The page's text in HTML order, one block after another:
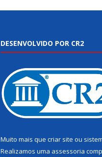
DESENVOLVIDO POR CR2
Muito mais que criar site ou
Realizamos uma assessoria